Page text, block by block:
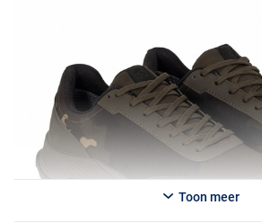
Toon meer